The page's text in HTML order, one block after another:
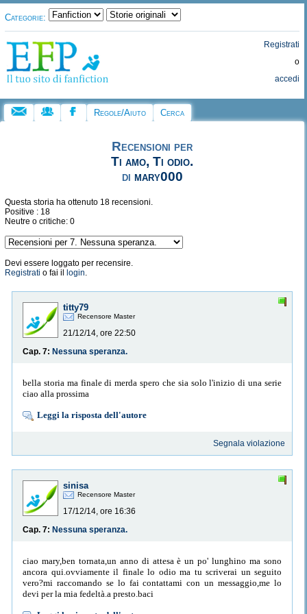
Categorie:
Registrati
o
accedi
Regole/Aiuto Cerca
Recensioni per
Ti amo, Ti odio.
di mary000
Questa storia ha ottenuto 18 recensioni.
Positive : 18
Neutre o critiche: 0
Devi essere loggato per recensire.
Registrati o fai il login.
titty79
Recensore Master
21/12/14, ore 22:50
Cap. 7: Nessuna speranza.
bella storia ma finale di merda spero che sia solo l'inizio di una serie
ciao alla prossima
Leggi la risposta dell'autore
Segnala violazione
sinisa
Recensore Master
17/12/14, ore 16:36
Cap. 7: Nessuna speranza.
ciao mary,ben tornata,un anno di attesa è un po' lunghino ma sono
ancora qui.ovviamente il finale lo odio ma tu scriverai un seguito
vero?mi raccomando se lo fai contattami con un messaggio,me lo
devi per la mia fedeltà.a presto.baci